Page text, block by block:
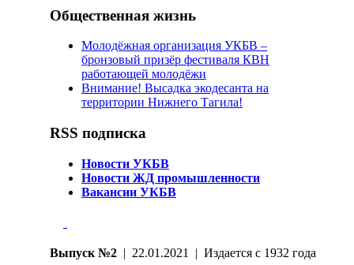
Общественная жизнь
Молодёжная организация УКБВ –
бронзовый призёр фестиваля КВН
работающей молодёжи
Внимание! Высадка экодесанта на
территории Нижнего Тагила!
RSS подписка
Новости УКБВ
Новости ЖД промышленности
Вакансии УКБВ
Выпуск №2 | 22.01.2021 | Издается с 1932 года